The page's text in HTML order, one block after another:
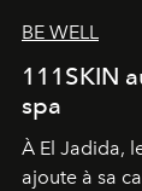
BE WELL
111SKIN
spa
À El Jadida,
ajoute à sa